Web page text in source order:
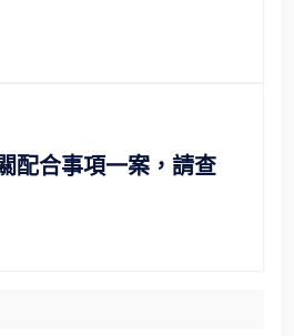
配合事項一案，請查